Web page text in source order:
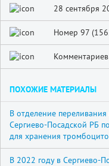
28 сентября
Номер 97
ПОХОЖИЕ МАТЕРИАЛЫ
В отделение
Сергиево-Посадской РБ
для хранения
В 2022 году в Сергиево-